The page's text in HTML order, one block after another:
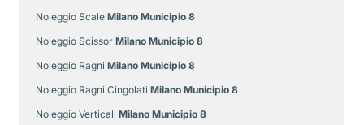
Noleggio Scale Milano Municipio 8
Noleggio Scissor Milano Municipio 8
Noleggio Ragni Milano Municipio 8
Noleggio Ragni Cingolati Milano Municipio 8
Noleggio Verticali Milano Municipio 8